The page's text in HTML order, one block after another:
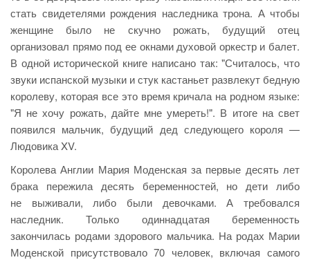
стать свидетелями рождения наследника трона. А чтобы
женщине было не скучно рожать, будущий отец
организовал прямо под ее окнами духовой оркестр и балет.
В одной исторической книге написано так: "Считалось, что
звуки испанской музыки и стук кастаньет развлекут бедную
королеву, которая все это время кричала на родном языке:
"Я не хочу рожать, дайте мне умереть!". В итоге на свет
появился мальчик, будущий дед следующего короля —
Людовика XV.
Королева Англии Мария Моденская за первые десять лет
брака пережила десять беременностей, но дети либо
не выживали, либо были девочками. А требовался
наследник. Только одиннадцатая беременность
закончилась родами здорового мальчика. На родах Марии
Моденской присутствовало 70 человек, включая самого